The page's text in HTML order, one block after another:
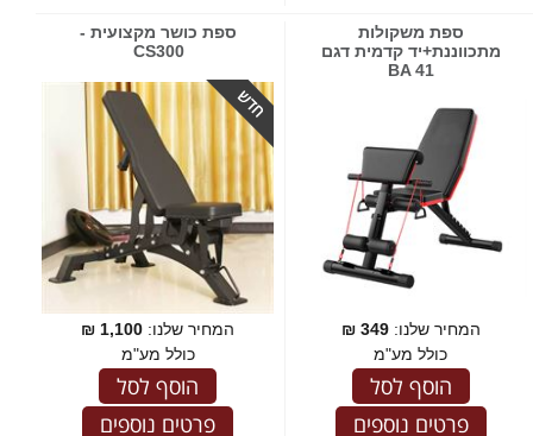
ספת משקולות
מתכווננת+יד קדמית דגם
BA 41
המחיר שלנו:349
₪
כולל מע"מ
הוסף לסל
פרטים נוספים
ספת כושר מקצועית -
CS300
המחיר שלנו: 1,100
₪
כולל מע"מ
הוסף לסל
פרטים נוספים